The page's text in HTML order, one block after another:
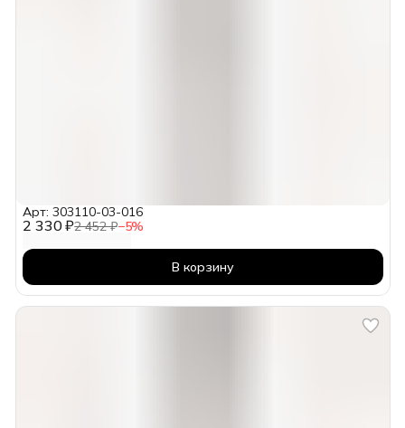
2 330 ₽2 452 ₽−5%
Арт: 303110-03-016
В корзину